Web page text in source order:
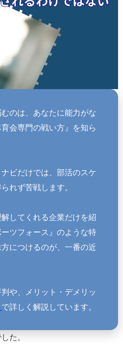
のは、あなたに能力がな
会専門の戦い方』を知ら
ビだけでは、部活のスケ
れず苦戦します。
してくれる企業だけを紹
ツフォース』のような特
につけるのが、一番の近
や、メリット・デメリッ
で詳しく解説しています。
た。